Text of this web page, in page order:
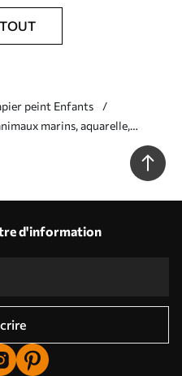
peint Enfants
marins, aquarelle,
d'information